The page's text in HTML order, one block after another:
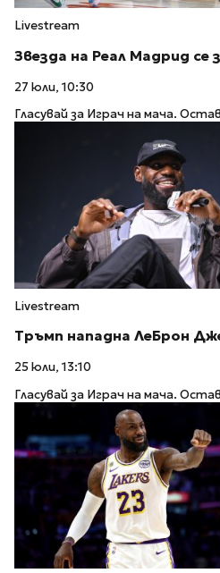
Livestream
Звезда на Реал Мадрид се
27 юли, 10:30
Гласувай за Играч на мача.
Livestream
Тръмп нападна ЛеБрон
25 юли, 13:10
Гласувай за Играч на мача.